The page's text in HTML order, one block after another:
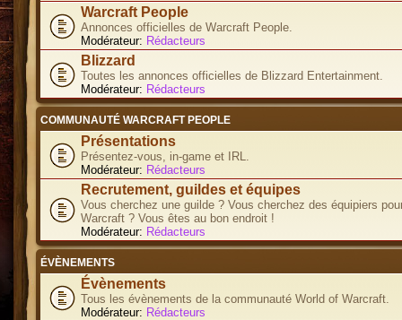
Warcraft People
Annonces officielles de Warcraft People.
Modérateur: Rédacteurs
Blizzard
Toutes les annonces officielles de Blizzard Entertainment.
Modérateur: Rédacteurs
COMMUNAUTÉ WARCRAFT PEOPLE
Présentations
Présentez-vous, in-game et IRL.
Modérateur: Rédacteurs
Recrutement, guildes et équipes
Vous cherchez une guilde ? Vous cherchez des équipiers
Warcraft ? Vous êtes au bon endroit !
Modérateur: Rédacteurs
ÉVÈNEMENTS
Évènements
Tous les évènements de la communauté World of Warcraft.
Modérateur: Rédacteurs